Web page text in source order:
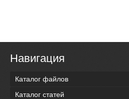
Навигация
Каталог файлов
Каталог статей